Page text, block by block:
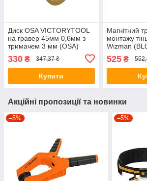
Диск OSA VICTORYTOOL
на гравер 45мм 0,6мм з
тримачем 3 мм (OSA)
330 ₴ 347,37 ₴
Купити
Магнітний
монтажу
Wizman
525₴
Акційні пропозиції та новинки
–5% –5%